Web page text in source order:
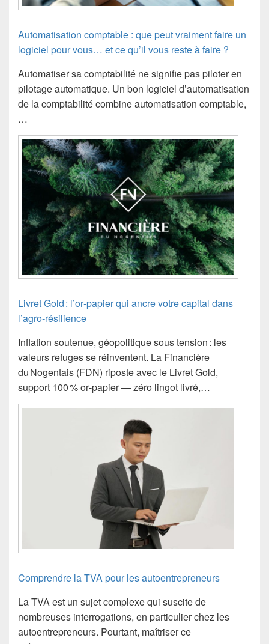
Automatisation comptable : que peut vraiment faire un
logiciel pour vous… et ce qu’il vous reste à faire ?
Automatiser sa comptabilité ne signifie pas piloter en
pilotage automatique. Un bon logiciel d’automatisation
de la comptabilité combine automatisation comptable,
…
Livret Gold : l’or‑papier qui ancre votre capital dans
l’agro‑résilience
Inflation soutenue, géopolitique sous tension : les
valeurs refuges se réinventent. La Financière
du Nogentais (FDN) riposte avec le Livret Gold,
support 100 % or‑papier — zéro lingot livré,…
Comprendre la TVA pour les autoentrepreneurs
La TVA est un sujet complexe qui suscite de
nombreuses interrogations, en particulier chez les
autoentrepreneurs. Pourtant, maîtriser ce